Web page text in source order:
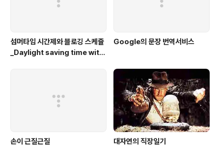
섬머타임 시간제와 블로깅 스케쥴
_Daylight saving time with
Google의 문장 번역서비스
손이 근질근질 대자연의 직장일기